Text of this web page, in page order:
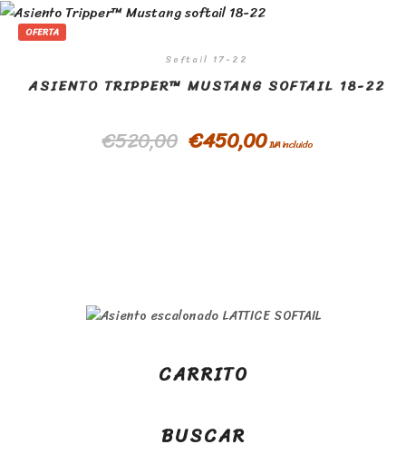
OFERTA
Softail 17-22
ASIENTO TRIPPER™ MUSTANG SOFTAIL 18-22
€520,00 €450,00IVA incluido
CARRITO
BUSCAR